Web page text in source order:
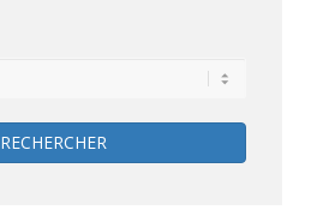
RECHERCHER